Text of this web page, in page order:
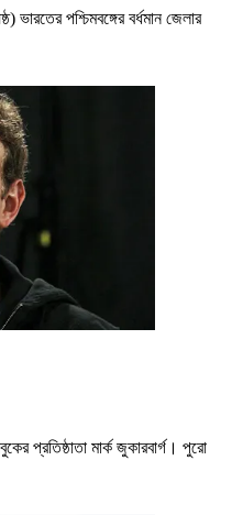
ভারতের পশ্চিমবঙ্গের বর্ধমান জেলার
প্রতিষ্ঠাতা মার্ক জুকারবার্গ। পুরো